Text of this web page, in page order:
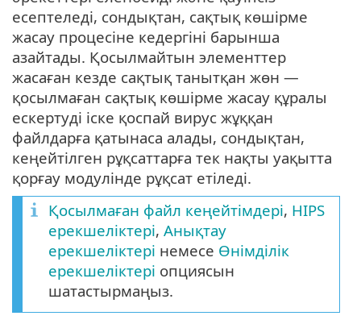
есептеледі, сондықтан, сақтық көшірме
жасау процесіне кедергіні барынша
азайтады. Қосылмайтын элементтер
жасаған кезде сақтық танытқан жөн —
қосылмаған сақтық көшірме жасау құралы
ескертуді іске қоспай вирус жұққан
файлдарға қатынаса алады, сондықтан,
кеңейтілген рұқсаттарға тек нақты уақытта
қорғау модулінде рұқсат етіледі.
Қосылмаған файл кеңейтімдері, HIPS
ерекшеліктері, Анықтау
ерекшеліктері немесе Өнімділік
ерекшеліктері опциясын
шатастырмаңыз.